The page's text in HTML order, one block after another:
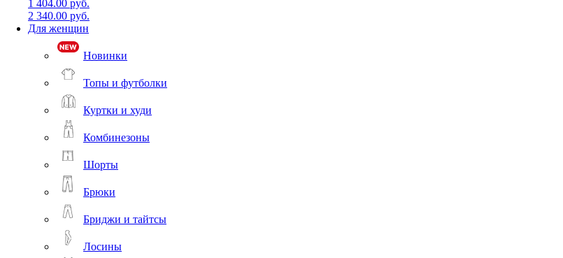
1 404.00 руб.
2 340.00 руб.
Для женщин
Новинки
Топы и футболки
Куртки и худи
Комбинезоны
Шорты
Брюки
Бриджи и тайтсы
Лосины